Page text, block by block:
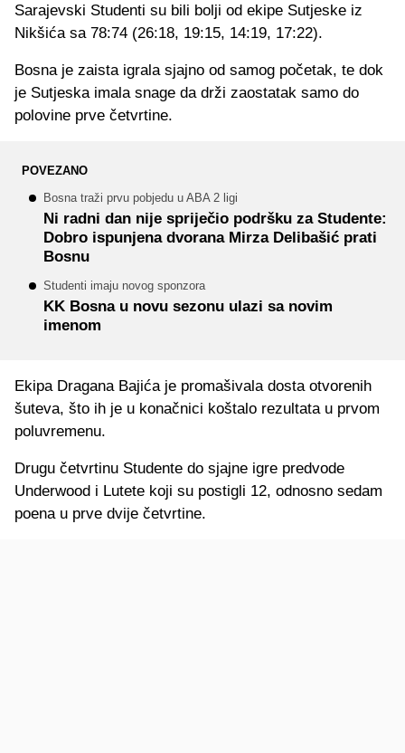
Sarajevski Studenti su bili bolji od ekipe Sutjeske iz
Nikšića sa 78:74 (26:18, 19:15, 14:19, 17:22).
Bosna je zaista igrala sjajno od samog početak, te dok
je Sutjeska imala snage da drži zaostatak samo do
polovine prve četvrtine.
POVEZANO
Bosna traži prvu pobjedu u ABA 2 ligi
Ni radni dan nije spriječio podršku za Studente:
Dobro ispunjena dvorana Mirza Delibašić prati
Bosnu
Studenti imaju novog sponzora
KK Bosna u novu sezonu ulazi sa novim
imenom
Ekipa Dragana Bajića je promašivala dosta otvorenih
šuteva, što ih je u konačnici koštalo rezultata u prvom
poluvremenu.
Drugu četvrtinu Studente do sjajne igre predvode
Underwood i Lutete koji su postigli 12, odnosno sedam
poena u prve dvije četvrtine.